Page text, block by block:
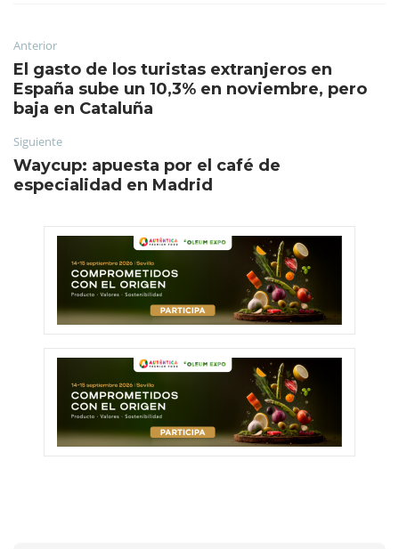
Anterior
El gasto de los turistas extranjeros en
España sube un 10,3% en noviembre, pero
baja en Cataluña
Siguiente
Waycup: apuesta por el café de
especialidad en Madrid